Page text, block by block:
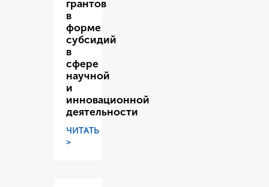
грантов
в
форме
субсидий
в
сфере
научной
и
инновационной
деятельности
ЧИТАТЬ
>